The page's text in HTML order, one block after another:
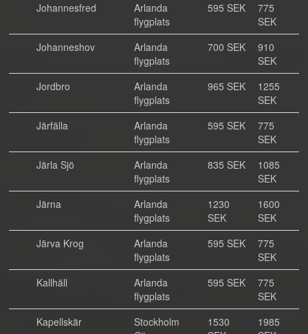
Johannesfred
Arlanda
flygplats
595 SEK
775
SEK
Johanneshov
Arlanda
flygplats
700 SEK
910
SEK
Jordbro
Arlanda
flygplats
965 SEK
1255
SEK
Järfälla
Arlanda
flygplats
595 SEK
775
SEK
Järla Sjö
Arlanda
flygplats
835 SEK
1085
SEK
Järna
Arlanda
flygplats
1230
SEK
1600
SEK
Järva Krog
Arlanda
flygplats
595 SEK
775
SEK
Kallhäll
Arlanda
flygplats
595 SEK
775
SEK
Kapellskär
Stockholm
1530
1985